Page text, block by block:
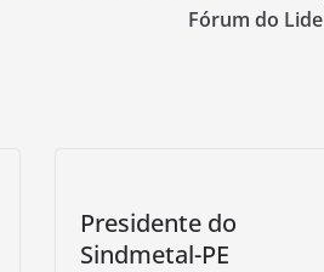
Fórum do Lide
Presidente do
Sindmetal-PE